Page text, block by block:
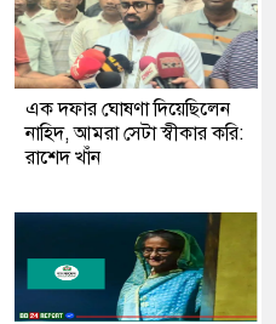
এক দফার ঘোষণা দিয়েছিলেন
নাহিদ, আমরা সেটা স্বীকার করি:
রাশেদ খাঁন